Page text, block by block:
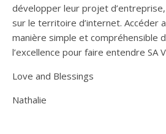
développer leur projet
sur le territoire d’internet. Accéder
manière simple et compréhensible
l’excellence pour faire entendre SA
Love and Blessings
Nathalie